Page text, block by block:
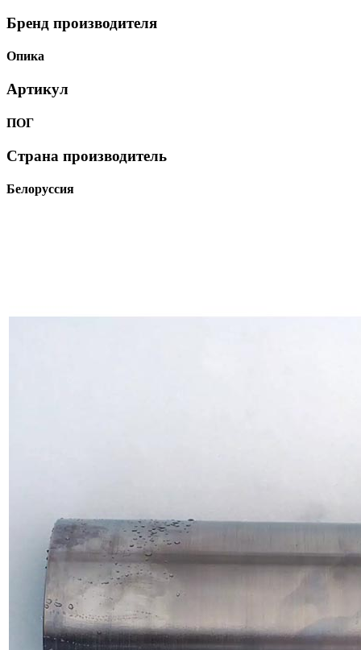
Бренд производителя
Опика
Артикул
ПОГ
Страна производитель
Белоруссия